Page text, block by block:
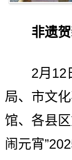
非遗
2月12日
局、市文
馆、各县
闹元宵